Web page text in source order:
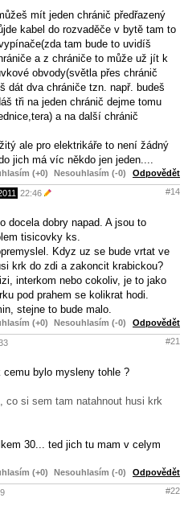
mít jeden chránič předřazený
kabel do rozvaděče v bytě tam to
tam bude to uvidíš
a z chrániče to může už jít k
obvody(světla přes chránič
dát dva chrániče tzn. např. budeš
tři na jeden chránič dejme tomu
a na další chránič
ale pro elektrikáře to není žádný
jich má víc někdo jen jeden....
(+0) Nesouhlasím (-0) Odpovědět
22:46 #14
docela dobry napad. A jsou to
tisicovky ks.
Kdyz uz se bude vrtat ve
krk do zdi a zakoncit krabickou?
interkom nebo cokoliv, je to jako
pod prahem se kolikrat hodi.
stejne to bude malo.
(+0) Nesouhlasím (-0) Odpovědět
#21
bylo mysleny tohle ?
co si sem tam natahnout husi krk
30... ted jich tu mam v celym
(+0) Nesouhlasím (-0) Odpovědět
#22